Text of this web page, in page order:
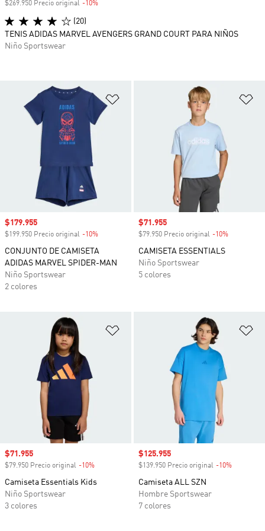
Añadir a la lista de deseos
Precio de venta
$179.955
$199.950 Precio original -10%
CONJUNTO DE CAMISETA
ADIDAS MARVEL SPIDER-MAN
Niño Sportswear
2 colores
Precio de venta
$71.955
$79.950 Precio original -10%
CAMISETA ESSENTIALS
Niño Sportswear
5 colores
Añadir a la lista de deseos
Precio de venta
$71.955
$79.950 Precio original -10%
Camiseta Essentials Kids
Niño Sportswear
3 colores
Precio de venta
$125.955
$139.950 Precio original -10%
Camiseta ALL SZN
Hombre Sportswear
7 colores
$269.950 Precio original -10%
(20)
TENIS ADIDAS MARVEL AVENGERS GRAND COURT PARA NIÑOS
Niño Sportswear